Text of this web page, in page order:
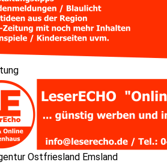
Ost­fries­land Emsland